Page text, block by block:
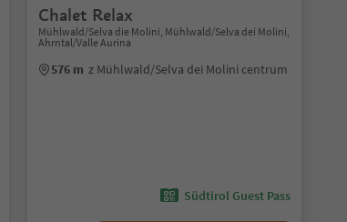
Chalet Relax
Mühlwald/Selva die Molini, Mühlwald/Selva dei Molini,
Ahrntal/Valle Aurina
576 m z Mühlwald/Selva dei Molini centrum
Südtirol Guest Pass